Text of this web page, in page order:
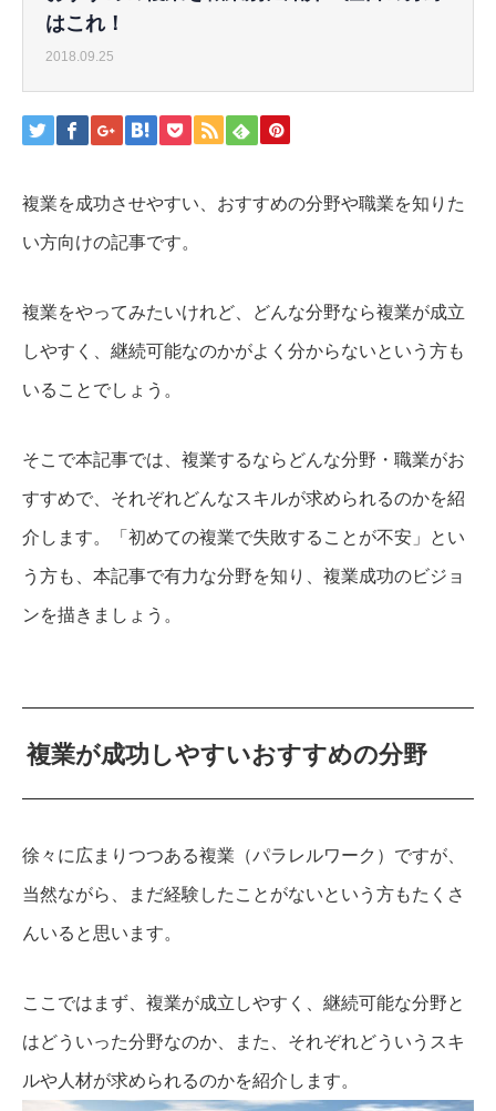
はこれ！
2018.09.25
複業を成功させやすい、おすすめの分野や職業を知りた
い方向けの記事です。
複業をやってみたいけれど、どんな分野なら複業が成立
しやすく、継続可能なのかがよく分からないという方も
いることでしょう。
そこで本記事では、複業するならどんな分野・職業がお
すすめで、それぞれどんなスキルが求められるのかを紹
介します。「初めての複業で失敗することが不安」とい
う方も、本記事で有力な分野を知り、複業成功のビジョ
ンを描きましょう。
複業が成功しやすいおすすめの分野
徐々に広まりつつある複業（パラレルワーク）ですが、
当然ながら、まだ経験したことがないという方もたくさ
んいると思います。
ここではまず、複業が成立しやすく、継続可能な分野と
はどういった分野なのか、また、それぞれどういうスキ
ルや人材が求められるのかを紹介します。